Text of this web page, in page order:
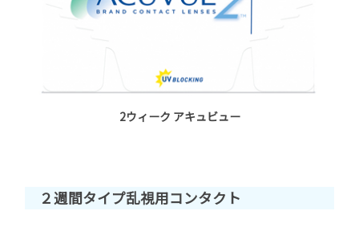
2ウィーク アキュビュー
２週間タイプ乱視用コンタクト